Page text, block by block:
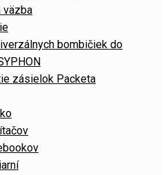
väzba
bombičiek do
zásielok Packeta